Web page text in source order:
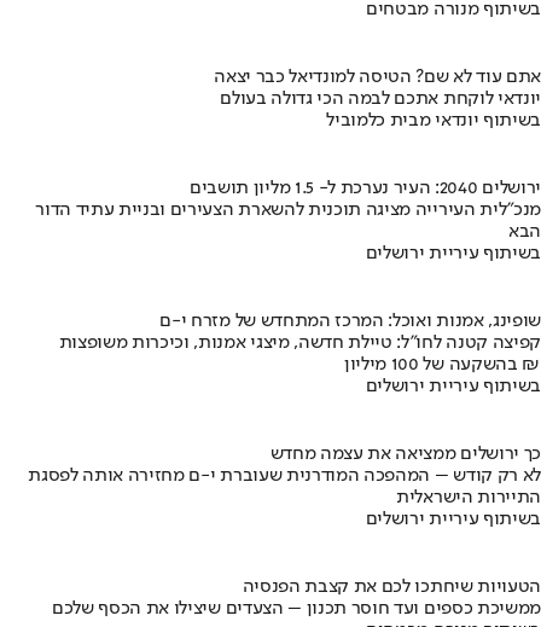
בשיתוף מנורה מבטחים
אתם עוד לא שם? הטיסה למונדיאל כבר יצאה
יונדאי לוקחת אתכם לבמה הכי גדולה בעולם
בשיתוף יונדאי מבית כלמוביל
ירושלים 2040: העיר נערכת ל- 1.5 מליון תושבים
מנכ"לית העירייה מציגה תוכנית להשארת הצעירים ובניית עתיד הדור
הבא
בשיתוף עיריית ירושלים
שופינג, אמנות ואוכל: המרכז המתחדש של מזרח י-ם
קפיצה קטנה לחו"ל: טיילת חדשה, מיצגי אמנות, וכיכרות משופצות
בהשקעה של 100 מיליון ₪
בשיתוף עיריית ירושלים
כך ירושלים ממציאה את עצמה מחדש
לא רק קודש – המהפכה המודרנית שעוברת י-ם מחזירה אותה לפסגת
התיירות הישראלית
בשיתוף עיריית ירושלים
הטעויות שיחתכו לכם את קצבת הפנסיה
ממשיכת כספים ועד חוסר תכנון – הצעדים שיצילו את הכסף שלכם